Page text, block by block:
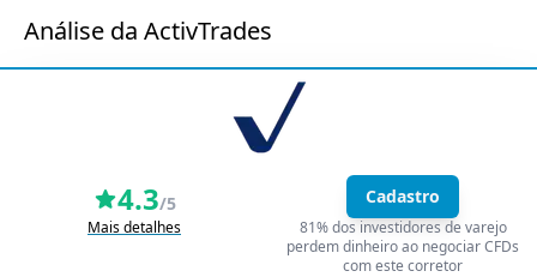
Análise da ActivTrades
4.3/5
Mais detalhes
Cadastro
81% dos investidores de varejo
perdem dinheiro ao negociar CFDs
com este corretor